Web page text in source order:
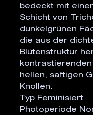
bedeckt mit
Schicht von
dunkelgrünen
die aus der
Blütenstruktur
kontrastierenden
hellen, saftigen
Knollen.
Typ Feminisiert
Photoperiode